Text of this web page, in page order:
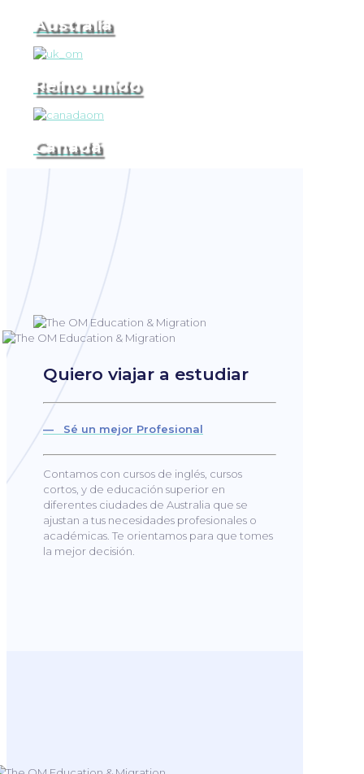
Australia
Reino unido
Canadá
Quiero viajar a estudiar
— Sé un mejor Profesional
Contamos con cursos de inglés, cursos
cortos, y de educación superior en
diferentes ciudades de Australia que se
ajustan a tus necesidades profesionales o
académicas. Te orientamos para que tomes
la mejor decisión.